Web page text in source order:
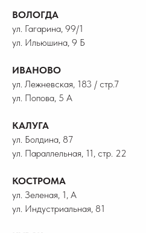
ВОЛОГДА
ул. Гагарина, 99/1
ул. Ильюшина, 9 Б
ИВАНОВО
ул. Лежневская, 183 / стр.7
ул. Попова, 5 А
КАЛУГА
ул. Болдина, 87
ул. Параллельная, 11, стр. 22
КОСТРОМА
ул. Зеленая, 1, А
ул. Индустриальная, 81